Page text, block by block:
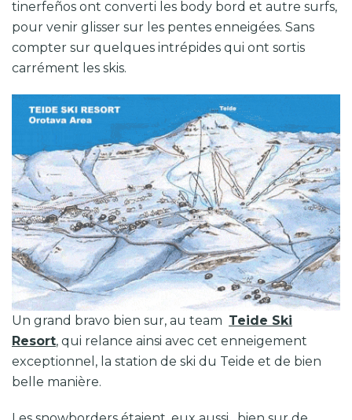
tinerfeños ont converti les body bord et autre surfs,
pour venir glisser sur les pentes enneigées. Sans
compter sur quelques intrépides qui ont sortis
carrément les skis.
Un grand bravo bien sur, au team Teide Ski
Resort, qui relance ainsi avec cet enneigement
exceptionnel, la station de ski du Teide et de bien
belle manière.